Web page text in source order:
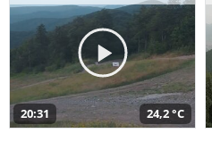
20:31 24,2 °C